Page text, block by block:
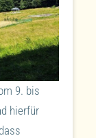
9. bis
hierfür